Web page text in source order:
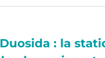
: la